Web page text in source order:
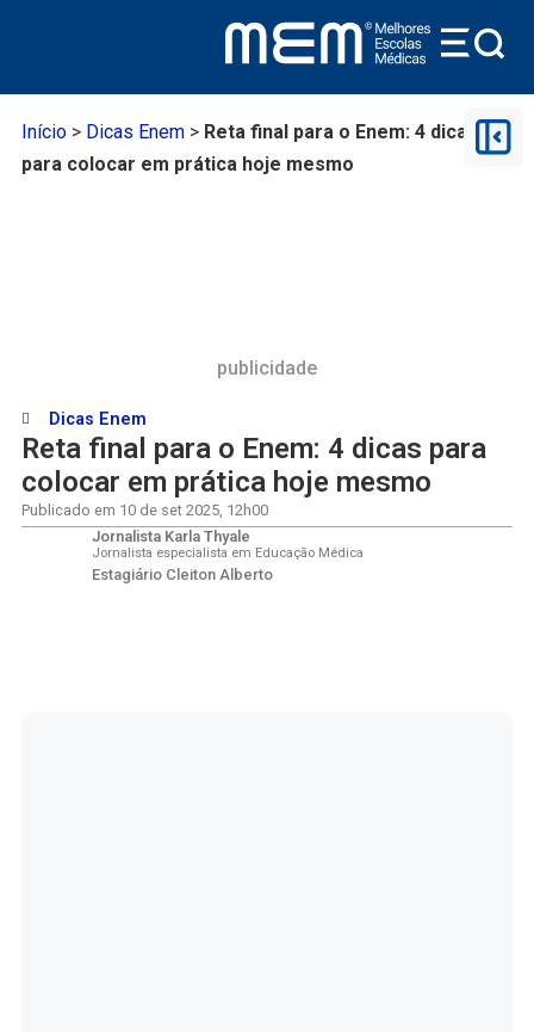
Início> Dicas Enem> Reta final para o Enem: 4 dicas
para colocar em prática hoje mesmo
publicidade
Dicas Enem
Reta final para o Enem: 4 dicas para
colocar em prática hoje mesmo
Publicado em 10 de set 2025, 12h00
Jornalista Karla Thyale
Jornalista especialista em Educação Médica
Estagiário Cleiton Alberto